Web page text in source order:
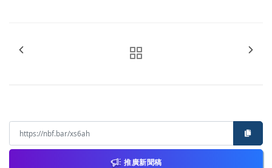
推廣新聞稿